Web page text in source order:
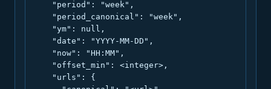
    "period": "week",
    "period_canonical": "week",
    "ym": null,
    "date": "YYYY-MM-DD",
    "now": "HH:MM",
    "offset_min": <integer>,
    "urls": {